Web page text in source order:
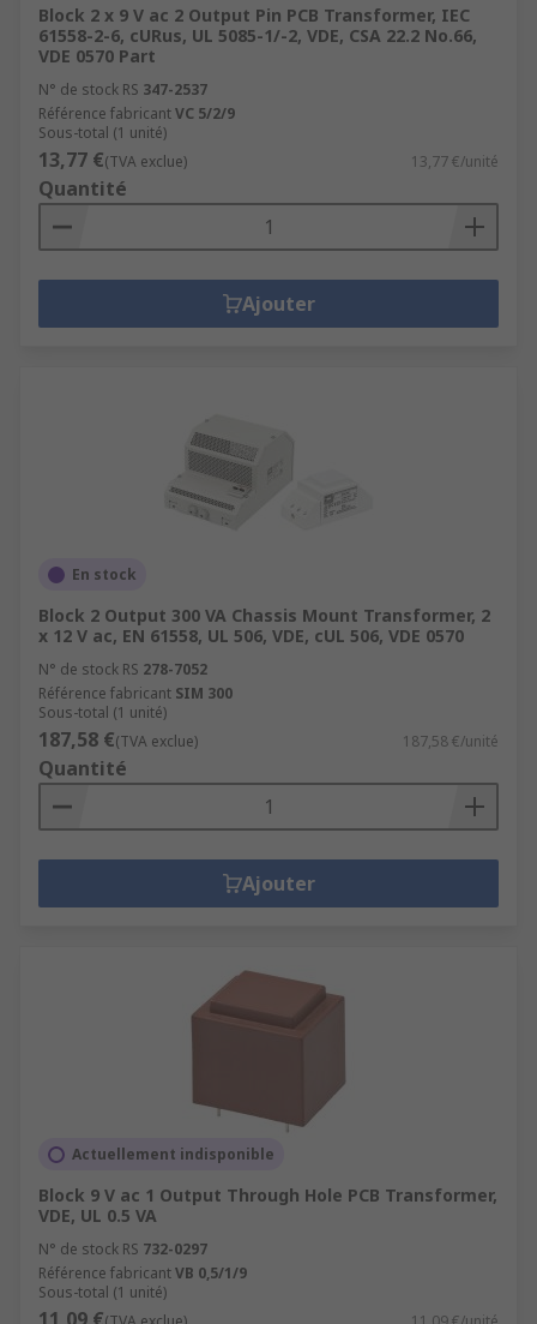
Block 2 x 9 V ac 2 Output Pin PCB Transformer, IEC
61558-2-6, cURus, UL 5085-1/-2, VDE, CSA 22.2 No.66,
VDE 0570 Part
N° de stock RS 347-2537
Référence fabricantVC 5/2/9
Sous-total (1 unité)
13,77 €(TVA exclue) 13,77 €/unité
Quantité
Ajouter
En stock
Block 2 Output 300 VA Chassis Mount Transformer, 2
x 12 V ac, EN 61558, UL 506, VDE, cUL 506, VDE 0570
N° de stock RS 278-7052
Référence fabricant SIM 300
Sous-total (1 unité)
187,58 €(TVA exclue) 187,58 €/unité
Quantité
Ajouter
Actuellement indisponible
Block 9 V ac 1 Output Through Hole PCB Transformer,
VDE, UL 0.5 VA
N° de stock RS 732-0297
Référence fabricantVB 0,5/1/9
Sous-total (1 unité)